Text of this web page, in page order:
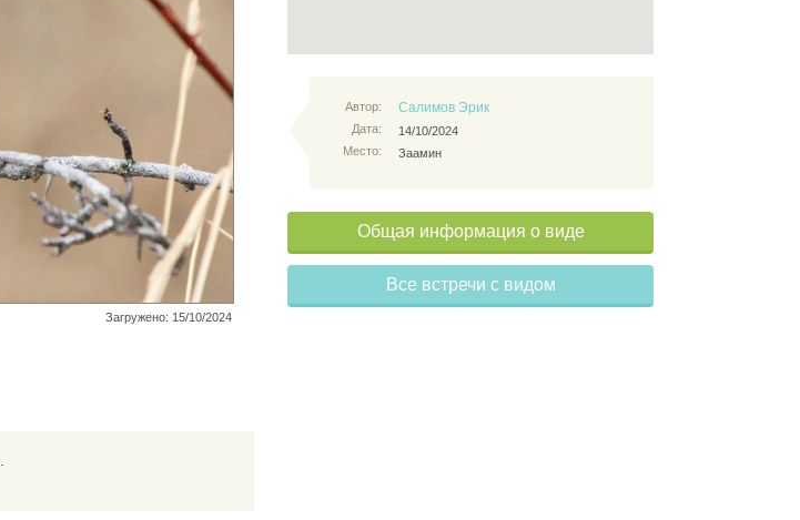
Загружено: 15/10/2024
Автор:
Дата:
Место:
Салимов Эрик
14/10/2024
Заамин
Общая информация о виде
Все встречи с видом